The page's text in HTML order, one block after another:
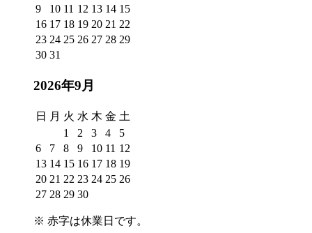
9
10 11 12 13 14 15
16 17 18 19 20 21 22
23 24 25 26 27 28 29
30 31
2026年9月
日 月 火 水 木 金 土
1
2 3 4
5
6
7 8 9 10 11 12
13 14 15 16 17 18 19
20 21 22 23 24 25 26
27 28 29 30
※ 赤字は休業日 です。